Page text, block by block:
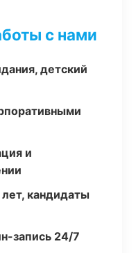
с нами
детский
и
кандидаты
запись 24/7